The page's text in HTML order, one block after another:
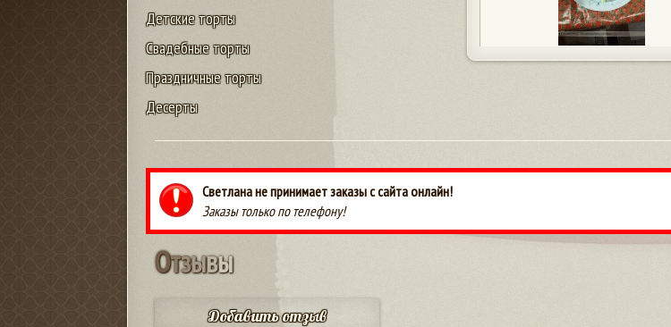
Детские торты
Свадебные торты
Праздничные торты
Десерты
Светлана не принимает заказы с сайта онлайн!
Заказы только по телефону!
Отзывы
Добавить отзыв